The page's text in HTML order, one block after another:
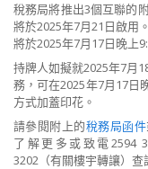
稅務局將推出3個互聯的
將於2025年7月21 日啟用
將於2025年7月17日晚上
持牌人如擬就2025年7月
務，可在2025年7月17日
方式加蓋印花 。
請參閱附上的稅務局函件
了解更多 或致電2594
3202 （有關樓宇轉讓）查